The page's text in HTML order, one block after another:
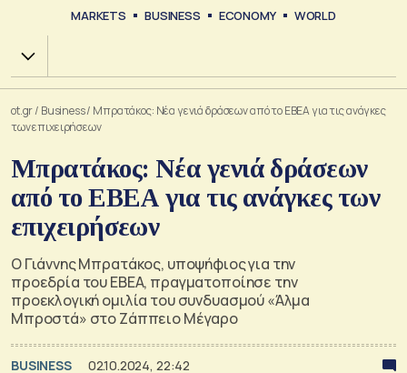
MARKETS BUSINESS ECONOMY WORLD
Χ.Α.
ot.gr/ Business/ Μπρατάκος: Νέα γενιά δράσεων από το ΕΒΕΑ για τις ανάγκες
των επιχειρήσεων
Μπρατάκος: Νέα γενιά δράσεων
από το ΕΒΕΑ για τις ανάγκες των
επιχειρήσεων
Ο Γιάννης Μπρατάκος, υποψήφιος για την
προεδρία του ΕΒΕΑ, πραγματοποίησε την
προεκλογική ομιλία του συνδυασμού «Άλμα
Μπροστά» στο Ζάππειο Μέγαρο
BUSINESS 02.10.2024, 22:42